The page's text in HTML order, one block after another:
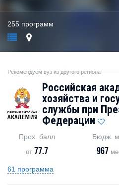
255 программ
Рекомендуем вуз из другого региона
Российская
хозяйства и
службы при
Федерации
Прох. балл
от 77.7
Бюдж.
967
61 программа